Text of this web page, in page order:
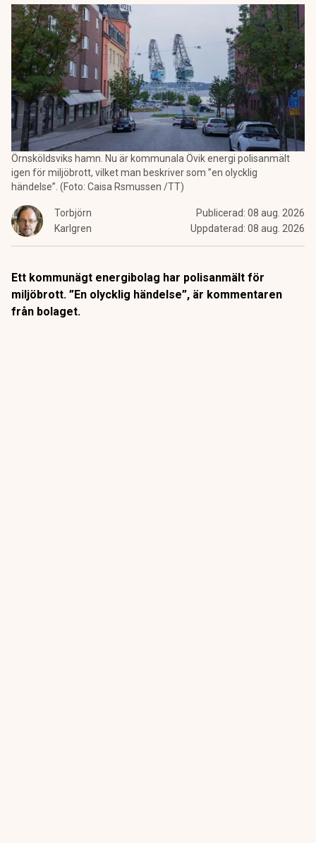
Örnsköldsviks hamn. Nu är kommunala Övik energi polisanmält
igen för miljöbrott, vilket man beskriver som ”en olycklig
händelse”. (Foto: Caisa Rsmussen /TT)
Torbjörn
Karlgren
Publicerad: 08 aug. 2026
Uppdaterad: 08 aug. 2026
Ett kommunägt energibolag har polisanmält för
miljöbrott. ”En olycklig händelse”, är kommentaren
från bolaget.